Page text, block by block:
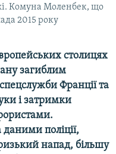
Комуна Моленбек, що
2015 року
столицях
загиблим
Франції та
і затримки
поліції,
напад, більшу